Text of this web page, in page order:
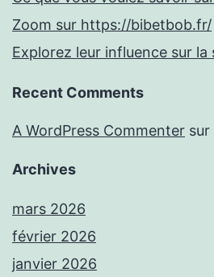
Zoom sur https://bibetbob.fr/
Explorez leur influence sur
Recent Comments
A WordPress Commenter sur
Archives
mars 2026
février 2026
janvier 2026